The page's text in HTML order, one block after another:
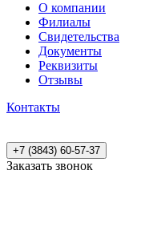
О компании
Филиалы
Свидетельства
Документы
Реквизиты
Отзывы
Контакты
+7 (3843) 60-57-37
Заказать звонок